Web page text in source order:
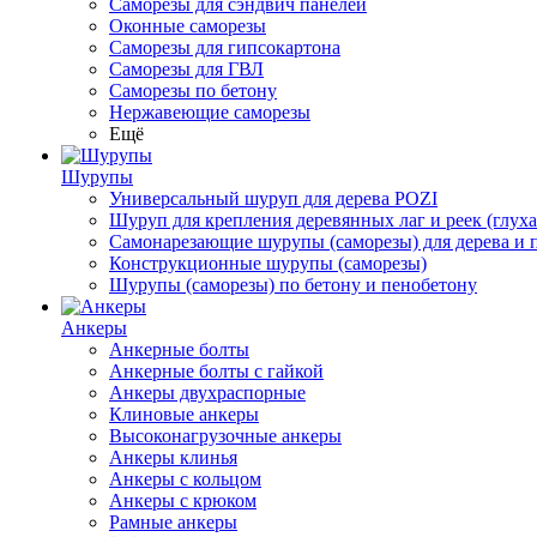
Саморезы для сэндвич панелей
Оконные саморезы
Саморезы для гипсокартона
Саморезы для ГВЛ
Саморезы по бетону
Нержавеющие саморезы
Ещё
Шурупы
Универсальный шуруп для дерева POZI
Шуруп для крепления деревянных лаг и реек
Самонарезающие шурупы (саморезы) для дерева и
Конструкционные шурупы (саморезы)
Шурупы (саморезы) по бетону и пенобетону
Анкеры
Анкерные болты
Анкерные болты с гайкой
Анкеры двухраспорные
Клиновые анкеры
Высоконагрузочные анкеры
Анкеры клинья
Анкеры с кольцом
Анкеры с крюком
Рамные анкеры